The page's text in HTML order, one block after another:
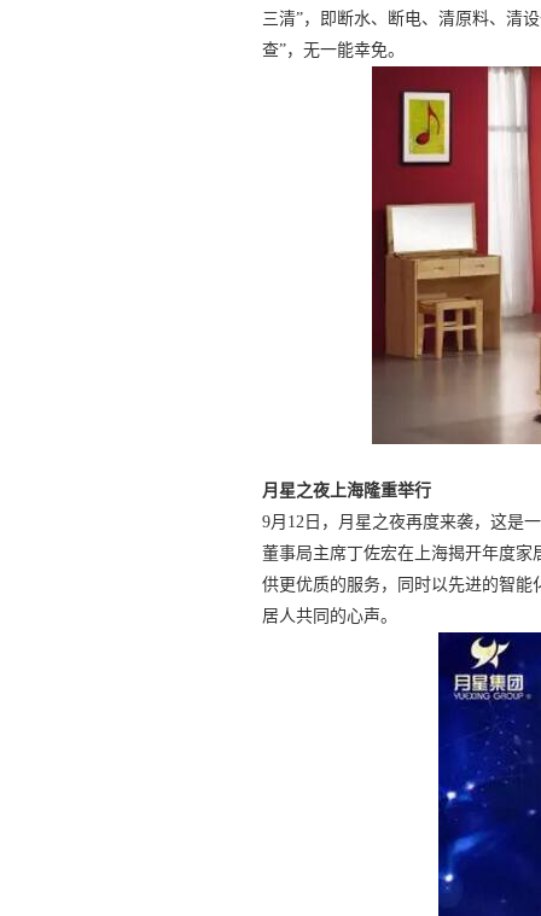
三清”，即断水、断电、清原料、清
查”，无一能幸免。
月星之夜上海隆重举行
9月12日，月星之夜再度来袭，这是
董事局主席丁佐宏在上海揭开年度家
供更优质的服务，同时以先进的智
居人共同的心声。